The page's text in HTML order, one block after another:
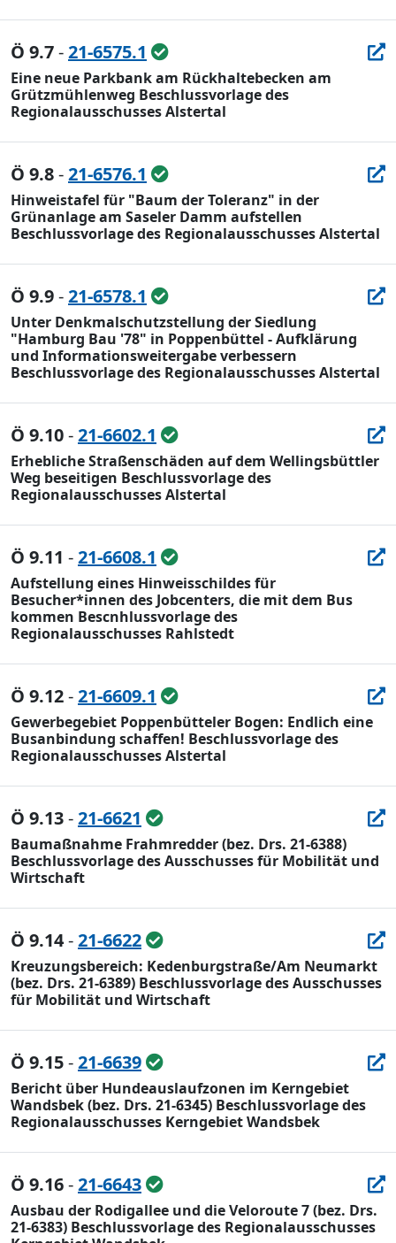
Ö 9.7-21-6575.1
Eine neue Parkbank am Rückhaltebecken am
Grützmühlenweg Beschlussvorlage des
Regionalausschusses Alstertal
Ö 9.8-21-6576.1
Hinweistafel für "Baum der Toleranz" in der
Grünanlage am Saseler Damm aufstellen
Beschlussvorlage des Regionalausschusses Alstertal
Ö 9.9-21-6578.1
Unter Denkmalschutzstellung der Siedlung
"Hamburg Bau '78" in Poppenbüttel - Aufklärung
und Informationsweitergabe verbessern
Beschlussvorlage des Regionalausschusses Alstertal
Ö 9.10-21-6602.1
Erhebliche Straßenschäden auf dem Wellingsbüttler
Weg beseitigen Beschlussvorlage des
Regionalausschusses Alstertal
Ö 9.11 -21-6608.1
Aufstellung eines Hinweisschildes für
Besucher*innen des Jobcenters, die mit dem Bus
kommen Bescnhlussvorlage des
Regionalausschusses Rahlstedt
Ö 9.12-21-6609.1
Gewerbegebiet Poppenbütteler Bogen: Endlich eine
Busanbindung schaffen! Beschlussvorlage des
Regionalausschusses Alstertal
Ö 9.13-21-6621
Baumaßnahme Frahmredder (bez. Drs. 21-6388)
Beschlussvorlage des Ausschusses für Mobilität und
Wirtschaft
Ö 9.14-21-6622
Kreuzungsbereich: Kedenburgstraße/Am Neumarkt
(bez. Drs. 21-6389) Beschlussvorlage des Ausschusses
für Mobilität und Wirtschaft
Ö 9.15-21-6639
Bericht über Hundeauslaufzonen im Kerngebiet
Wandsbek (bez. Drs. 21-6345) Beschlussvorlage des
Regionalausschusses Kerngebiet Wandsbek
Ö 9.16-21-6643
Ausbau der Rodigallee und die Veloroute 7 (bez. Drs.
21-6383) Beschlussvorlage des Regionalausschusses